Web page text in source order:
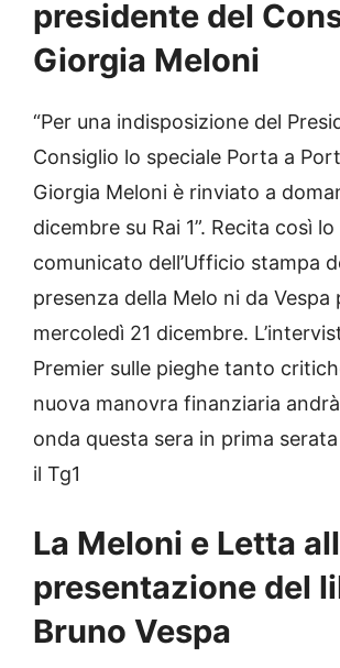
presidente del
Giorgia Meloni
“Per una indisposizione del
Consiglio lo speciale Porta a
Giorgia Meloni è rinviato a
dicembre su Rai 1”. Recita così
comunicato dell’Ufficio stampa
presenza della Melo ni da Vespa
mercoledì 21 dicembre.
Premier sulle pieghe tanto
nuova manovra finanziaria
onda questa sera in prima
il Tg1
La Meloni e Letta
presentazione del
Bruno Vespa